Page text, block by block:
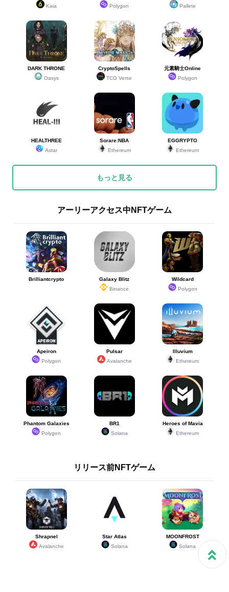
Kaia
Polygon
Pallete
DARK THRONE
Oasys
CryptoSpells
TCG Verse
元素騎士Online
Polygon
HEALTHREE
Astar
Sorare:NBA
Ethereum
EGGRYPTO
Ethereum
もっと見る
アーリーアクセス中NFTゲーム
Brilliantcrypto
Galaxy Blitz
Binance
Wildcard
Polygon
Apeiron
Polygon
Pulsar
Avalanche
Illuvium
Ethereum
Phantom Galaxies
Polygon
BR1
Solana
Heroes of Mavia
Ethereum
リリース前NFTゲーム
Shrapnel
Avalanche
Star Atlas
Solana
MOONFROST
Solana